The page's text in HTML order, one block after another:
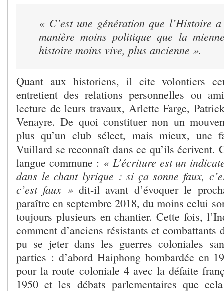
« C’est une génération que l’Histoire
manière moins politique que la
histoire moins vive, plus ancienne ».
Quant aux historiens, il cite volontiers
entretient des relations personnelles ou
lecture de leurs travaux, Arlette Farge,
Venayre. De quoi constituer non un
plus qu’un club sélect, mais mieux, une
Vuillard se reconnaît dans ce qu’ils écrivent.
langue commune : « L’écriture est un
dans le chant lyrique : si ça sonne faux,
c’est faux »dit-il avant d’évoquer le
paraître en septembre 2018, du moins celui
toujours plusieurs en chantier. Cette fois,
comment d’anciens résistants et
pu se jeter dans les guerres coloniales
parties : d’abord Haiphong bombardée en
pour la route coloniale 4 avec la défaite
1950 et les débats parlementaires que